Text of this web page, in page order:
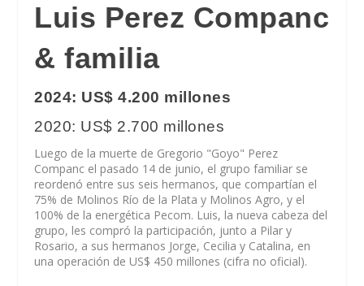
Luis Perez Companc
& familia
2024: US$ 4.200 millones
2020: US$ 2.700 millones
Luego de la muerte de Gregorio "Goyo" Perez
Companc el pasado 14 de junio, el grupo familiar se
reordenó entre sus seis hermanos, que compartían el
75% de Molinos Río de la Plata y Molinos Agro, y el
100% de la energética Pecom. Luis, la nueva cabeza del
grupo, les compró la participación, junto a Pilar y
Rosario, a sus hermanos Jorge, Cecilia y Catalina, en
una operación de US$ 450 millones (cifra no oficial).